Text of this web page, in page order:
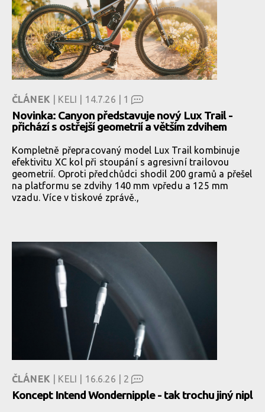
ČLÁNEK | KELI | 14.7.26 | 1
Novinka: Canyon představuje nový Lux Trail -
přichází s ostřejší geometrií a větším zdvihem
Kompletně přepracovaný model Lux Trail kombinuje
efektivitu XC kol při stoupání s agresivní trailovou
geometrií. Oproti předchůdci shodil 200 gramů a přešel
na platformu se zdvihy 140 mm vpředu a 125 mm
vzadu. Více v tiskové zprávě.,
ČLÁNEK | KELI | 16.6.26 | 2
Koncept Intend Wondernipple - tak trochu jiný nipl